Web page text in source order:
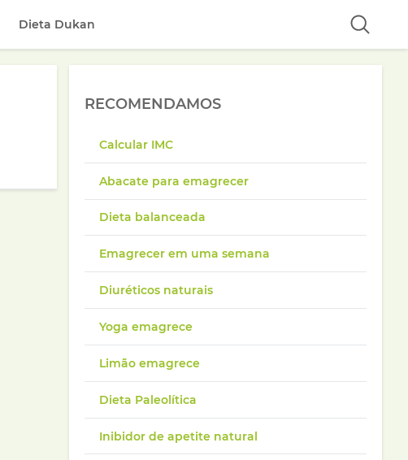
Dieta Dukan
RECOMENDAMOS
Calcular IMC
Abacate para emagrecer
Dieta balanceada
Emagrecer em uma semana
Diuréticos naturais
Yoga emagrece
Limão emagrece
Dieta Paleolítica
Inibidor de apetite natural